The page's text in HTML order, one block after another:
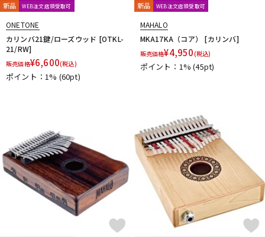
新品 WEB注文店頭受取可
ONETONE
カリンバ21鍵/ローズウッド [OTKL-
21/RW]
販売価格¥6,600(税込)
ポイント：1% (60pt)
新品 WEB注文店頭受取可
MAHALO
MKA17KA（コア） [カリンバ]
販売価格¥4,950(税込)
ポイント：1%(45pt)